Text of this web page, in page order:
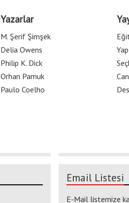
Yazarlar
M. Şerif Şimşek
Delia Owens
Philip K. Dick
Orhan Pamuk
Paulo Coelho
Email Listesi
E-Mail listemize